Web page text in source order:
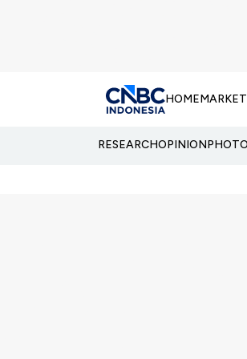
HOMEMARKET
RESEARCHOPINIONPHOTO